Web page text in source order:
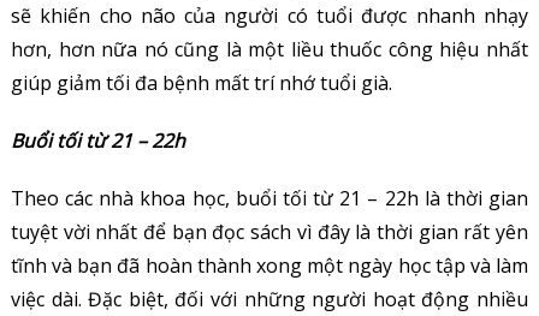
sẽ khiến cho não của người có tuổi được nhanh nhạy
hơn, hơn nữa nó cũng là một liều thuốc công hiệu nhất
giúp giảm tối đa bệnh mất trí nhớ tuổi già.
Buổi tối từ 21 – 22h
Theo các nhà khoa học, buổi tối từ 21 – 22h là thời gian
tuyệt vời nhất để bạn đọc sách vì đây là thời gian rất yên
tĩnh và bạn đã hoàn thành xong một ngày học tập và làm
việc dài. Đặc biệt, đối với những người hoạt động nhiều